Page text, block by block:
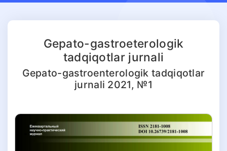
Gepato-gastroeterologik
tadqiqotlar jurnali
Gepato-gastroenterologik tadqiqotlar
jurnali 2021, №1